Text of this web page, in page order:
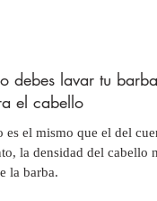
debes lavar tu barba
el cabello